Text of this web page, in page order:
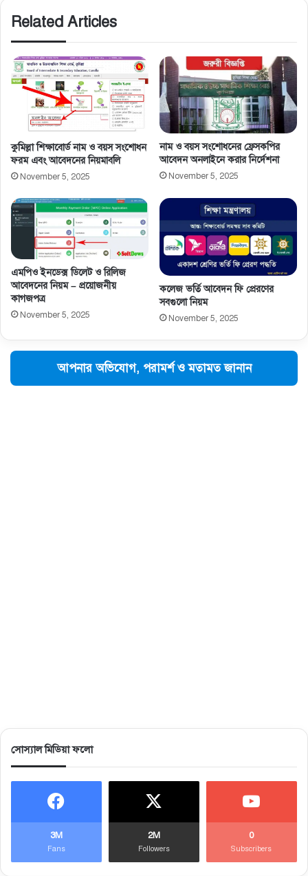
সমন্বিত উপবৃত্তি তথ্য ফরম: শিক্ষার্থীদের তথ্য এন্ট্রি ফরম
PDF ডাউনলোড
Related Articles
কুমিল্লা শিক্ষাবোর্ড নাম ও বয়স সংশোধন
ফরম এবং আবেদনের নিয়মাবলি
November 5, 2025
নাম ও বয়স সংশােধনের ফ্রেসকপির
আবেদন অনলাইনে করার নির্দেশনা
November 5, 2025
এমপিও ইনডেক্স ডিলেট ও রিলিজ
আবেদনের নিয়ম – প্রয়োজনীয়
কাগজপত্র
November 5, 2025
কলেজ ভর্তি আবেদন ফি প্রেরণের
সবগুলো নিয়ম
November 5, 2025
আপনার অভিযোগ, পরামর্শ ও মতামত জানান
সোস্যাল মিডিয়া ফলো
3M
Fans
2M
Followers
0
Subscribers